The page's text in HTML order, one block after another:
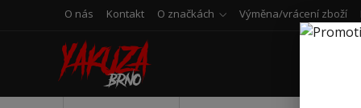
O nás Kontakt O značkách Výměna/vrácení zboží